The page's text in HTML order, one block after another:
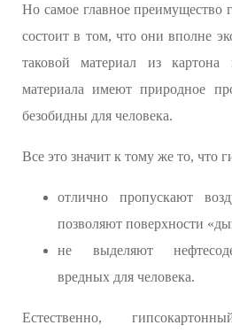
Но самое главное преимущество
состоит в том, что они вполне
таковой материал из
материала имеют природное
безобидны для человека.
Все это значит к тому же то, что
отлично пропускают
позволяют поверхности
не выделяют
вредных для человека.
Естественно,